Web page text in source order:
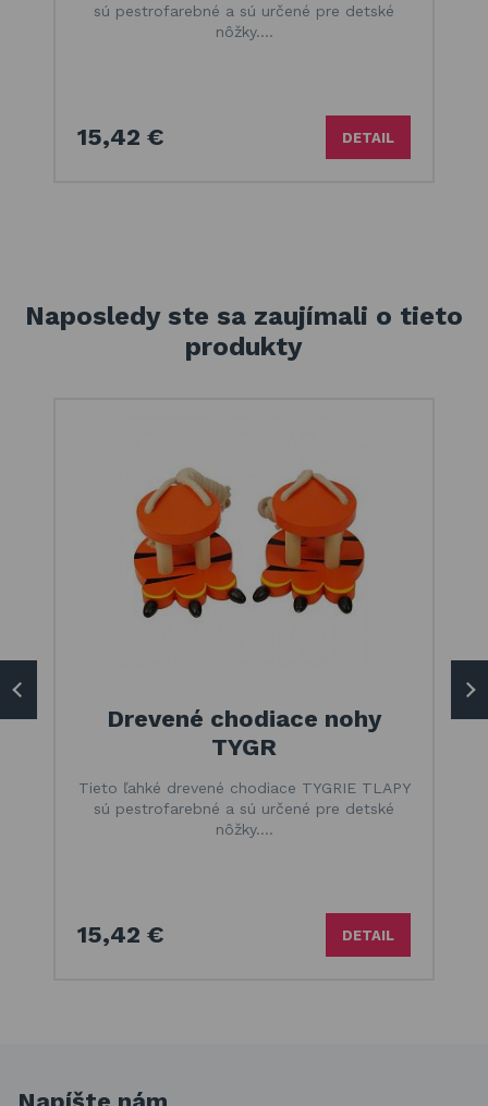
sú pestrofarebné a sú určené pre detské
nôžky.…
15,42 € DETAIL
Naposledy ste sa zaujímali o tieto
produkty
Drevené chodiace nohy
TYGR
Tieto ľahké drevené chodiace TYGRIE TLAPY
sú pestrofarebné a sú určené pre detské
nôžky.…
15,42 € DETAIL